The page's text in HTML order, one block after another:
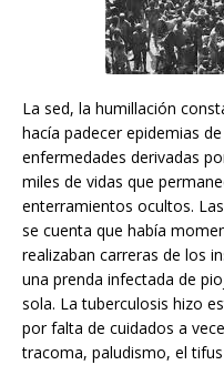
La sed, la humillación
hacía padecer epidemias
enfermedades derivadas
miles de vidas que
enterramientos ocultos.
se cuenta que había
realizaban carreras de los
una prenda infectada de
sola. La tuberculosis hizo
por falta de cuidados a
tracoma, paludismo, el